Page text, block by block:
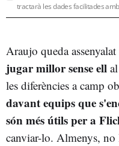
tractarà les dades facilitades
Araujo queda
jugar millor sense ell
les diferències a camp
davant equips que
són més útils per a
canviar-lo. Almenys, no